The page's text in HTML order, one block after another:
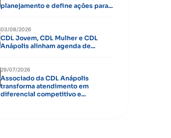
planejamento e define ações para...
03/08/2026
CDL Jovem, CDL Mulher e CDL
Anápolis alinham agenda de...
29/07/2026
Associado da CDL Anápolis
transforma atendimento em
diferencial competitivo e...